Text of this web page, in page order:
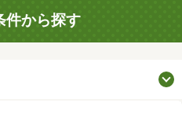
件から探す